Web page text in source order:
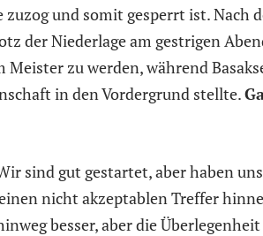
zuzog und somit gesperrt ist. Nach
der Niederlage am gestrigen
Meister zu werden, während
in den Vordergrund stellte.
sind gut gestartet, aber haben
nicht akzeptablen Treffer
besser, aber die